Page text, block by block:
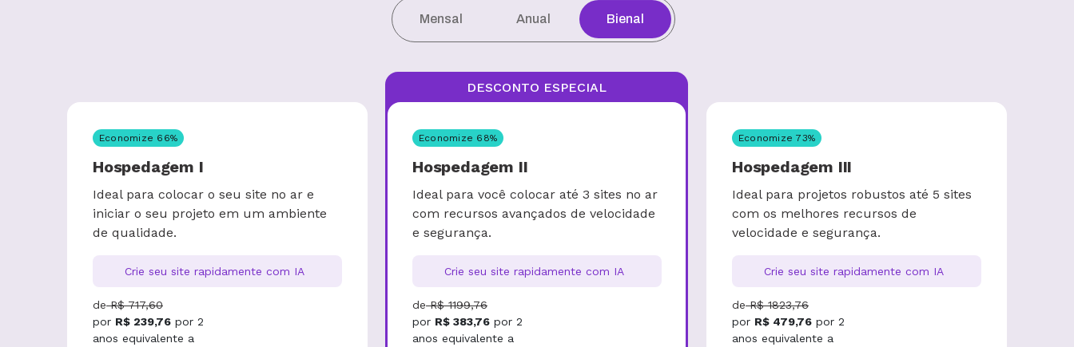
Mensal Anual Bienal
Economize 66%
Hospedagem I
Ideal para colocar o seu site no ar e
iniciar o seu projeto em um ambiente
de qualidade.
Crie seu site rapidamente com IA
de R$ 717,60
por R$ 239,76 por 2
anos equivalente a
Economize 68%
DESCONTO ESPECIAL
Hospedagem II
Ideal para você colocar até 3 sites no ar
com recursos avançados de velocidade
e segurança.
Crie seu site rapidamente com IA
de R$ 1199,76
por R$ 383,76 por 2
anos equivalente a
Economize73%
Hospedagem III
Ideal para projetos robustos até 5 sites
com os melhores recursos de
velocidade e segurança.
Crie seu site rapidamente com IA
de R$ 1823,76
por R$ 479,76 por 2
anos equivalente a